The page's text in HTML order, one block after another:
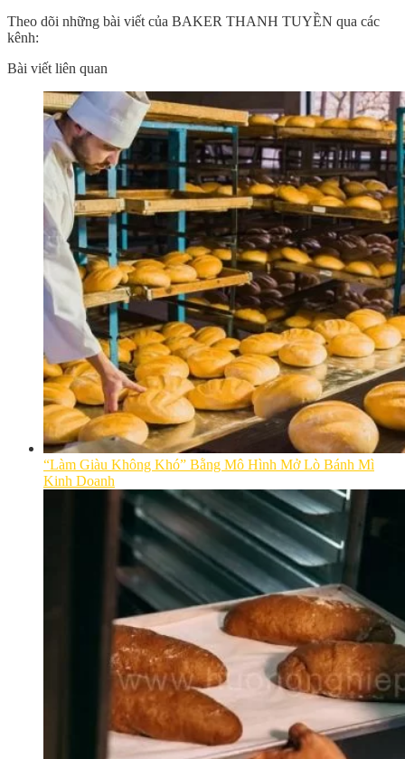
Theo dõi những bài viết của BAKER THANH TUYỀN qua các
kênh:
Bài viết liên quan
“Làm Giàu Không Khó” Bằng Mô Hình Mở Lò Bánh Mì
Kinh Doanh